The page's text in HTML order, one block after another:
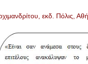
εκδ. Πόλις,